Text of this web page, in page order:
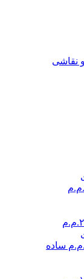
نقاشی